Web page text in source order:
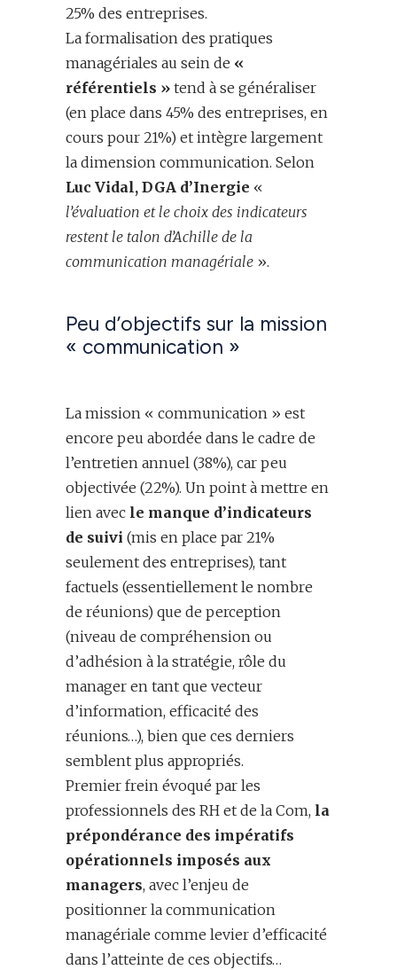
25% des entreprises.
La formalisation des pratiques
managériales au sein de «
référentiels » tend à se généraliser
(en place dans 45% des entreprises, en
cours pour 21%) et intègre largement
la dimension communication. Selon
Luc Vidal, DGA d’Inergie «
l’évaluation et le choix des indicateurs
restent le talon d’Achille de la
communication managériale ».
Peu d’objectifs sur la mission
« communication »
La mission « communication » est
encore peu abordée dans le cadre de
l’entretien annuel (38%), car peu
objectivée (22%). Un point à mettre en
lien avec le manque d’indicateurs
de suivi (mis en place par 21%
seulement des entreprises), tant
factuels (essentiellement le nombre
de réunions) que de perception
(niveau de compréhension ou
d’adhésion à la stratégie, rôle du
manager en tant que vecteur
d’information, efficacité des
réunions…), bien que ces derniers
semblent plus appropriés.
Premier frein évoqué par les
professionnels des RH et de la Com, la
prépondérance des impératifs
opérationnels imposés aux
managers, avec l’enjeu de
positionner la communication
managériale comme levier d’efficacité
dans l’atteinte de ces objectifs…